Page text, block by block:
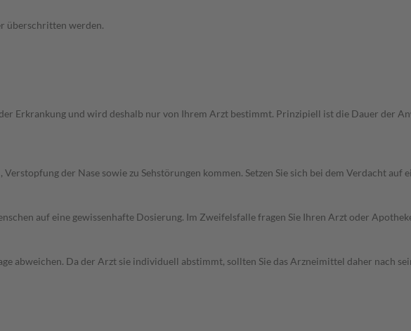
überschritten werden.
Erkrankung und wird deshalb nur von Ihrem Arzt bestimmt. Prinzipiell ist die Dauer der
der Nase sowie zu Sehstörungen kommen. Setzen Sie sich bei dem Verdacht auf
auf eine gewissenhafte Dosierung. Im Zweifelsfalle fragen Sie Ihren Arzt oder
abweichen. Da der Arzt sie individuell abstimmt, sollten Sie das Arzneimittel daher nach